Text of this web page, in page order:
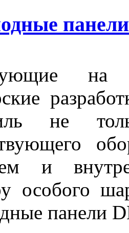
не
и
особого
панели